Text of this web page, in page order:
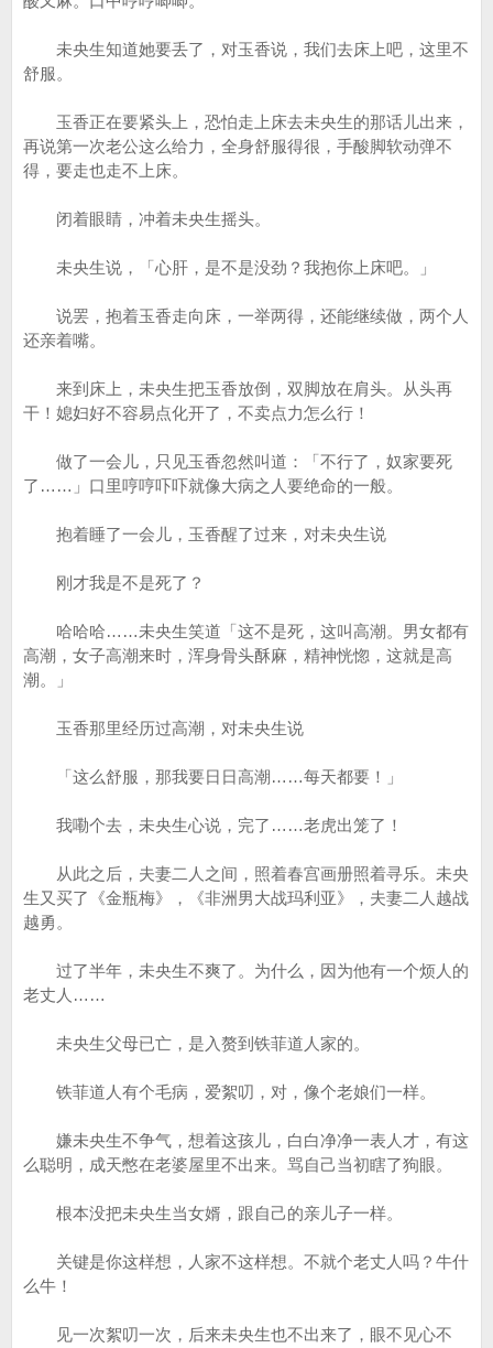
未央生知道她要丢了，对玉香说，我们去床上吧，这里不
舒服。
玉香正在要紧头上，恐怕走上床去未央生的那话儿出来，
再说第一次老公这么给力，全身舒服得很，手酸脚软动弹不
得，要走也走不上床。
闭着眼睛，冲着未央生摇头。
未央生说，「心肝，是不是没劲？我抱你上床吧。」
说罢，抱着玉香走向床，一举两得，还能继续做，两个人
还亲着嘴。
来到床上，未央生把玉香放倒，双脚放在肩头。从头再
干！媳妇好不容易点化开了，不卖点力怎么行！
做了一会儿，只见玉香忽然叫道：「不行了，奴家要死
了……」口里哼哼吓吓就像大病之人要绝命的一般。
抱着睡了一会儿，玉香醒了过来，对未央生说
刚才我是不是死了？
哈哈哈……未央生笑道「这不是死，这叫高潮。男女都有
高潮，女子高潮来时，浑身骨头酥麻，精神恍惚，这就是高
潮。」
玉香那里经历过高潮，对未央生说
「这么舒服，那我要日日高潮……每天都要！」
我嘞个去，未央生心说，完了……老虎出笼了！
从此之后，夫妻二人之间，照着春宫画册照着寻乐。未央
生又买了《金瓶梅》，《非洲男大战玛利亚》，夫妻二人越战
越勇。
过了半年，未央生不爽了。为什么，因为他有一个烦人的
老丈人……
未央生父母已亡，是入赘到铁菲道人家的。
铁菲道人有个毛病，爱絮叨，对，像个老娘们一样。
嫌未央生不争气，想着这孩儿，白白净净一表人才，有这
么聪明，成天憋在老婆屋里不出来。骂自己当初瞎了狗眼。
根本没把未央生当女婿，跟自己的亲儿子一样。
关键是你这样想，人家不这样想。不就个老丈人吗？牛什
么牛！
见一次絮叨一次，后来未央生也不出来了，眼不见心不